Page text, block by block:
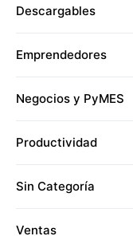
Descargables
Emprendedores
Negocios y PyMES
Productividad
Sin Categoría
Ventas